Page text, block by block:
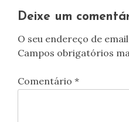
Deixe um
O seu endereço de
Campos obrigatórios
Comentário *